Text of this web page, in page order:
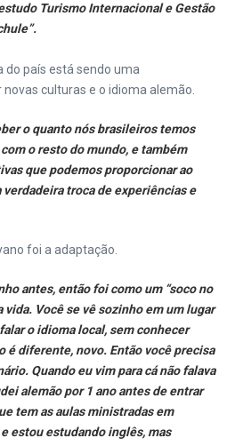
Turismo Internacional e Gestão
do país está sendo uma
culturas e o idioma alemão.
o quanto nós brasileiros temos
o resto do mundo, e também
que podemos proporcionar ao
troca de experiências e
foi a adaptação.
antes, então foi como um “soco no
vida. Você se vê sozinho em um lugar
o idioma local, sem conhecer
é diferente, novo. Então você precisa
Quando eu vim para cá não falava
alemão por 1 ano antes de entrar
tem as aulas ministradas em
estou estudando inglês, mas